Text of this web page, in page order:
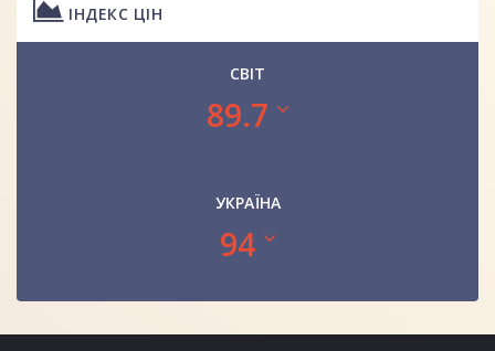
ІНДЕКС ЦІН
СВІТ
89.7
УКРАЇНА
94